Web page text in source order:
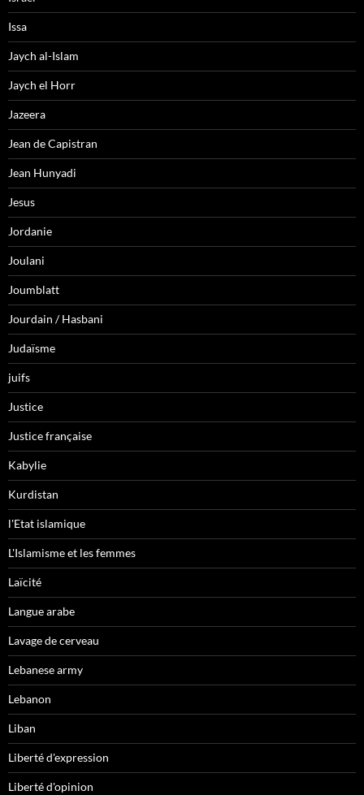
Issa
Jaych al-Islam
Jaych el Horr
Jazeera
Jean de Capistran
Jean Hunyadi
Jesus
Jordanie
Joulani
Joumblatt
Jourdain / Hasbani
Judaïsme
juifs
Justice
Justice française
Kabylie
Kurdistan
l'Etat islamique
L'Islamisme et les femmes
Laïcité
Langue arabe
Lavage de cerveau
Lebanese army
Lebanon
Liban
Liberté d'expression
Liberté d'opinion